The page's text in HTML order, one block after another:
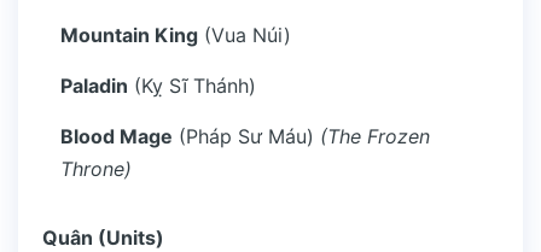
Mountain King (Vua Núi)
Paladin (Kỵ Sĩ Thánh)
Blood Mage (Pháp Sư Máu) (The Frozen
Throne)
Quân (Units)